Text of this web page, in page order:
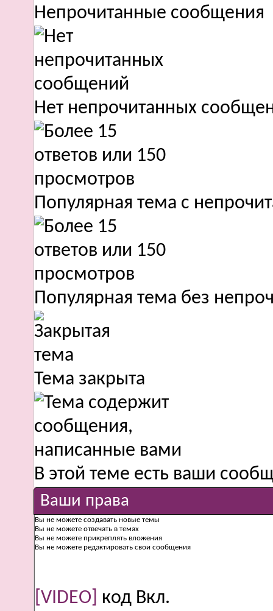
Непрочитанные сообщения
Нет непрочитанных
Популярная тема с
Популярная тема без
Тема закрыта
В этой теме есть ваши
Ваши права
Вы не можете создавать новые темы
Вы не можете отвечать в темах
Вы не можете прикреплять вложения
Вы не можете редактировать свои сообщения
[VIDEO] код Вкл.